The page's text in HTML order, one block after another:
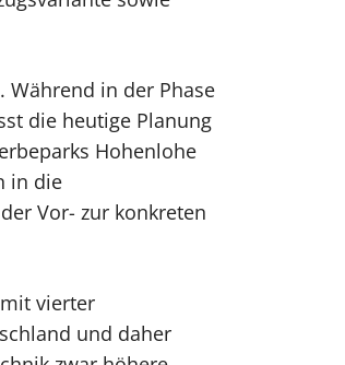
Während in der Phase
die heutige Planung
Hohenlohe
in die
Vor- zur konkreten
vierter
und daher